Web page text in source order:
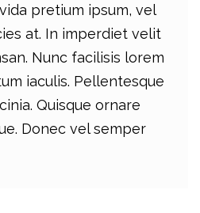
pretium ipsum, vel
at. In imperdiet velit
Nunc facilisis lorem
iaculis. Pellentesque
Quisque ornare
Donec vel semper